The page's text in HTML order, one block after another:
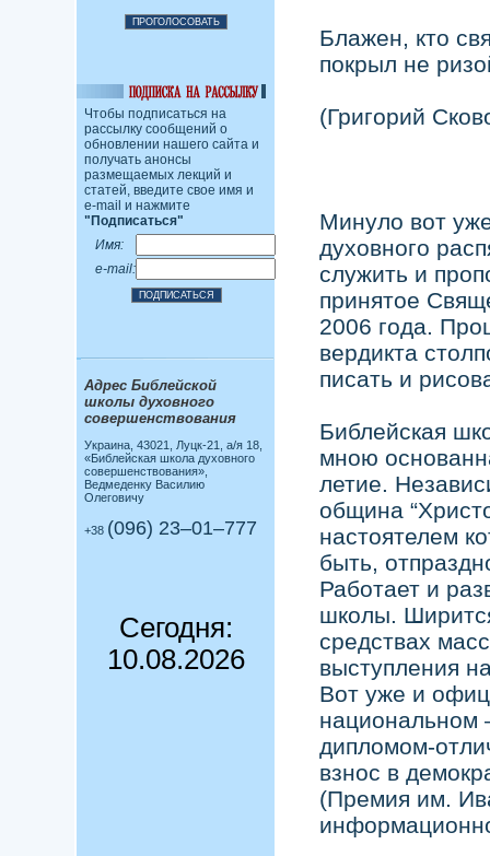
Чтобы подписаться на
рассылку сообщений о
обновлении нашего сайта и
получать анонсы
размещаемых лекций и
статей, введите свое имя и
e-mail и нажмите
"Подписаться"
Имя:
e-mail:
Адрес Библейской
школы духовного
совершенствования
Украина, 43021, Луцк-21, а/я 18,
«Библейская школа духовного
совершенствования»,
Ведмеденку Василию
Олеговичу
+38 (096) 23–01–777
Сегодня:
10.08.2026
Блажен, кто
покрыл не
(Григорий
Минуло вот
духовного
служить и
принятое
2006 года.
вердикта
писать и
Библейская
мною
летие.
община
настоятелем
быть,
Работает и
школы.
средствах
выступления
Вот уже и
национальном
дипломом-
взнос в
(Премия им.